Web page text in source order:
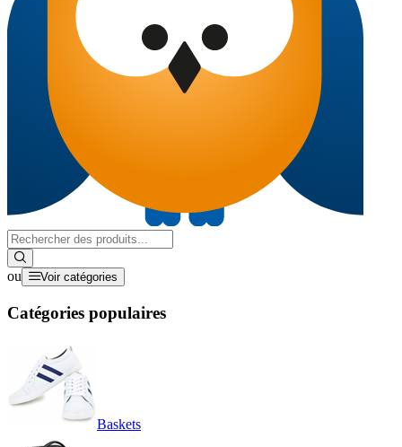
ou Voir catégories
Catégories populaires
Baskets